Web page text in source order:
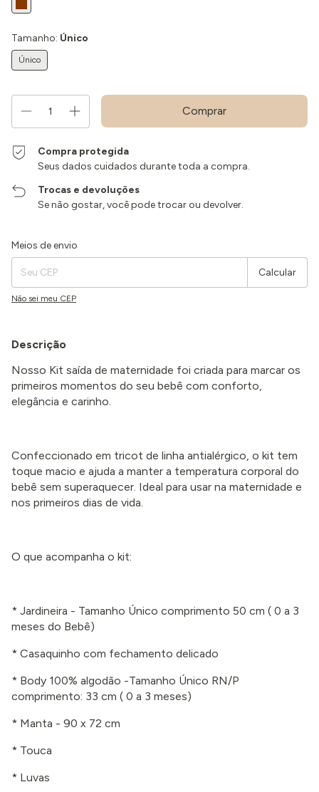
Tamanho: Único
Único
Compra protegida
Seus dados cuidados durante toda a compra.
Trocas e devoluções
Se não gostar, você pode trocar ou devolver.
Entregas para o CEP:
Meios de envio
Calcular
Não sei meu CEP
Descrição
Nosso Kit saída de maternidade foi criada para marcar os
primeiros momentos do seu bebê com conforto,
elegância e carinho.
Confeccionado em tricot de linha antialérgico, o kit tem
toque macio e ajuda a manter a temperatura corporal do
bebê sem superaquecer. Ideal para usar na maternidade e
nos primeiros dias de vida.
O que acompanha o kit:
* Jardineira - Tamanho Único comprimento 50 cm ( 0 a 3
meses do Bebê)
* Casaquinho com fechamento delicado
* Body 100% algodão -Tamanho Único RN/P
comprimento: 33 cm ( 0 a 3 meses)
* Manta - 90 x 72 cm
* Touca
* Luvas